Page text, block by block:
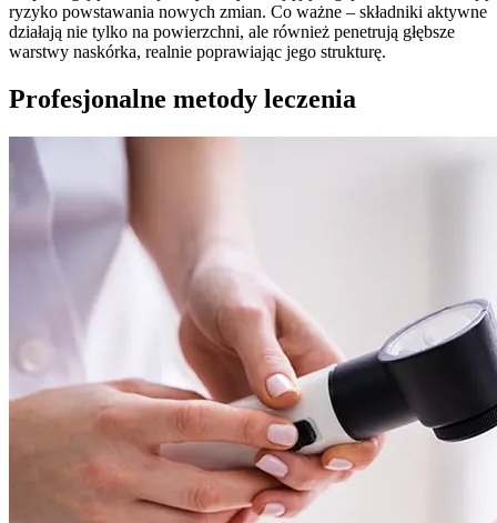
ryzyko powstawania nowych zmian. Co ważne – składniki aktywne
działają nie tylko na powierzchni, ale również penetrują głębsze
warstwy naskórka, realnie poprawiając jego strukturę.
Profesjonalne metody leczenia